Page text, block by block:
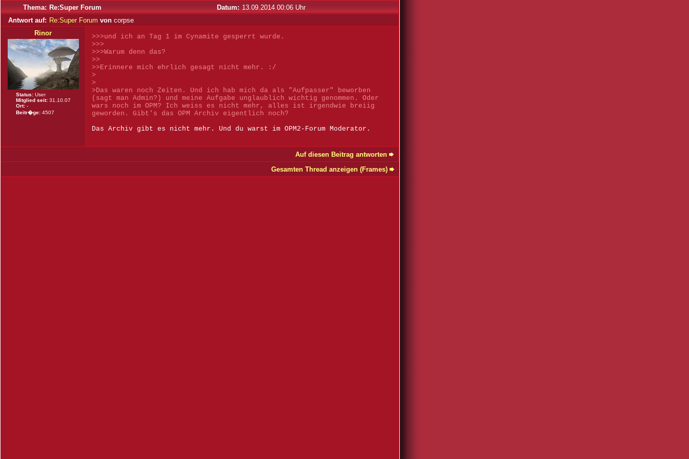
Thema: Re:Super Forum Datum: 13.09.2014 00:06 Uhr
Antwort auf: Re:Super Forum von corpse
Rinor
Status: User
Mitglied seit: 31.10.07
Ort: -
Beitr�ge: 4507
>>>und ich an Tag 1 im Cynamite gesperrt wurde.
>>>
>>>Warum denn das?
>>
>>Erinnere mich ehrlich gesagt nicht mehr. :/
>
>
>Das waren noch Zeiten. Und ich hab mich da als "Aufpasser" beworben
(sagt man Admin?) und meine Aufgabe unglaublich wichtig genommen. Oder
wars noch im OPM? Ich weiss es nicht mehr, alles ist irgendwie breiig
geworden. Gibt's das OPM Archiv eigentlich noch?
Das Archiv gibt es nicht mehr. Und du warst im OPM2-Forum Moderator.
Auf diesen Beitrag antworten
Gesamten Thread anzeigen (Frames)